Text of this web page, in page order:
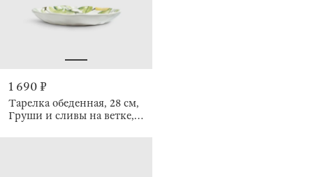
1 690 ₽
Тарелка обеденная, 28 см,
Груши и сливы на ветке,